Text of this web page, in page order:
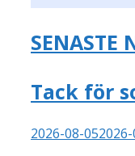
SENASTE
Tack för
2026-08-05